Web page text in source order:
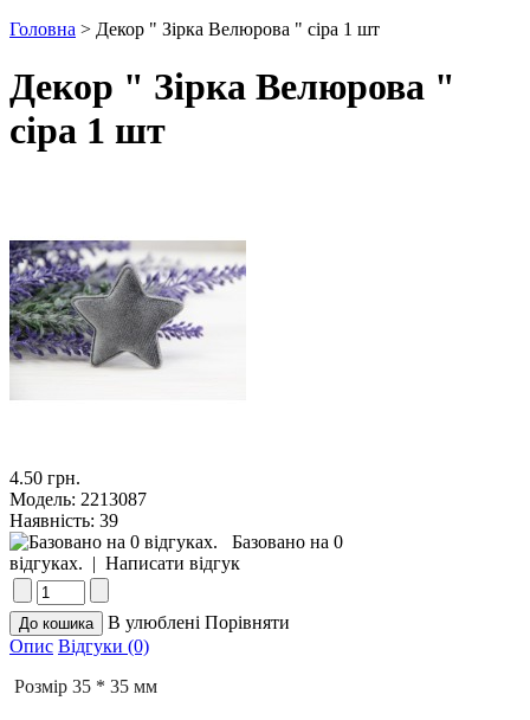
Головна > Декор " Зірка Велюрова " сіра 1 шт
Декор " Зірка Велюрова "
сіра 1 шт
4.50 грн.
Модель: 2213087
Наявність: 39
Базовано на 0
відгуках. | Написати відгук
В улюблені Порівняти
Опис Відгуки (0)
Розмір 35 * 35 мм